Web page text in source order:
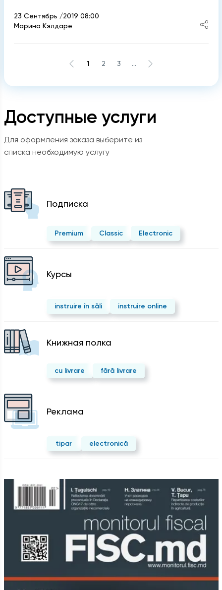
Доступные услуги
Для оформления заказа выберите из
списка необходимую услугу
Подписка
Premium Classic Electronic
Курсы
instruire în săli instruire online
Kнижная полка
cu livrare fără livrare
Реклама
tipar electronică
23 Сентябрь /2019 08:00
Марина Кэлдаре
1 2 3 ...